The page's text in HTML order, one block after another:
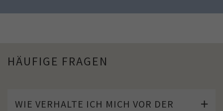
HÄUFIGE FRAGEN
WIE VERHALTE ICH MICH VOR DER